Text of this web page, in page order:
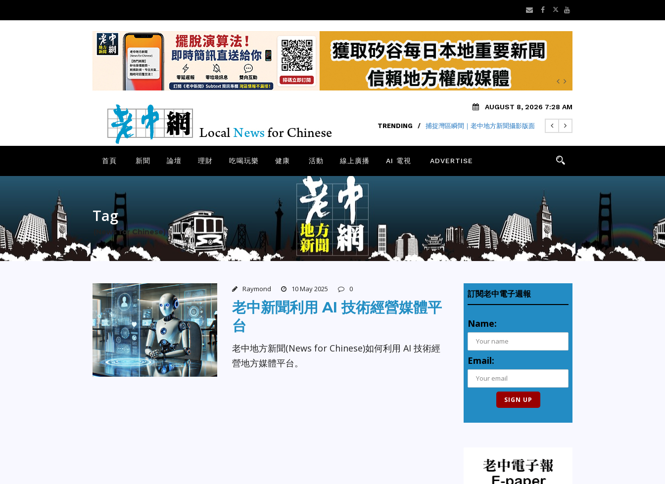
AUGUST 8, 2026 7:28 AM
TRENDING / 捕捉灣區瞬間｜老中地方新聞攝影版面
首頁 新聞 論壇 理財 吃喝玩樂 健康 活動 線上廣播 AI 電視 ADVERTISE
Tag
(News for Chinese)
Raymond 10 May 2025 0
老中新聞利用 AI 技術經營媒體平
台
老中地方新聞(News for Chinese)如何利用 AI 技術經
營地方媒體平台。
訂閱老中電子週報
Name:
Email: